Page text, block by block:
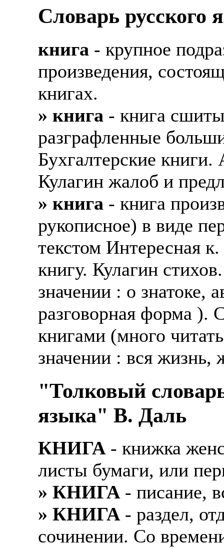
Словарь
книга - крупное
произведения,
книгах.
» книга - книга
разграфленные
Бухгалтерские
Кулагин жалоб и
» книга - книга
рукописное) в виде
текстом Интересная
книгу. Кулагин
значении : о знатоке,
разговорная форма ).
книгами (много
значении : вся
"Толковый
языка" В. Даль
КНИГА- книжка
листы бумаги, или
» КНИГА- писание,
» КНИГА- раздел,
сочинении. Со